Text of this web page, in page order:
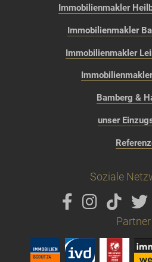
Immobilienmakler
Immobilienmakler
Immobilienmakler
Bamberg &
unser
Soziale
Partner